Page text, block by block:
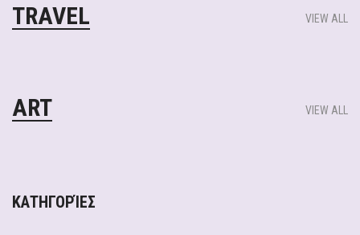
TRAVEL VIEW ALL
ART VIEW ALL
ΚΑΤΗΓΟΡΊΕΣ